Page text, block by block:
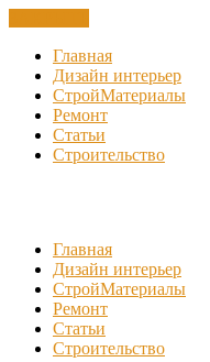
Главная
Дизайн интерьер
СтройМатериалы
Ремонт
Статьи
Строительство
Главная
Дизайн интерьер
СтройМатериалы
Ремонт
Статьи
Строительство